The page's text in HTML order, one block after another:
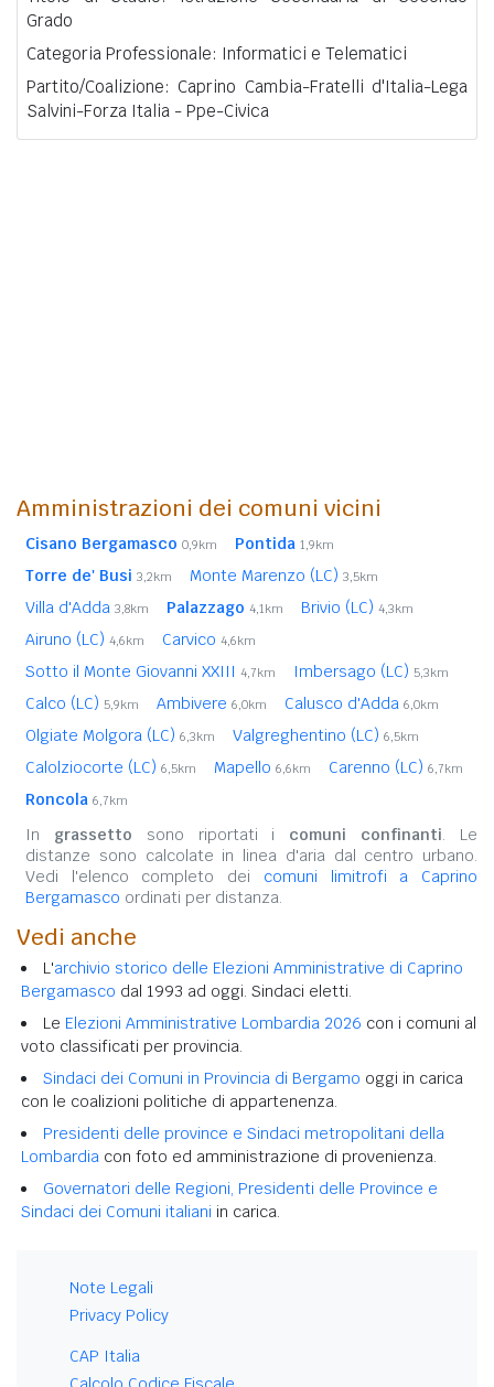
Grado
Categoria Professionale: Informatici e Telematici
Partito/Coalizione: Caprino Cambia-Fratelli d'Italia-Lega
Salvini-Forza Italia - Ppe-Civica
Amministrazioni dei comuni vicini
Cisano Bergamasco 0,9km Pontida 1,9km
Torre de' Busi 3,2km Monte Marenzo (LC) 3,5km
Villa d'Adda 3,8km Palazzago 4,1km Brivio (LC) 4,3km
Airuno (LC) 4,6km Carvico 4,6km
Sotto il Monte Giovanni XXIII 4,7km Imbersago (LC) 5,3km
Calco (LC) 5,9km Ambivere 6,0km Calusco d'Adda 6,0km
Olgiate Molgora (LC) 6,3km Valgreghentino (LC) 6,5km
Calolziocorte (LC) 6,5km Mapello 6,6km Carenno (LC) 6,7km
Roncola 6,7km
In grassetto sono riportati i comuni confinanti. Le
distanze sono calcolate in linea d'aria dal centro urbano.
Vedi l'elenco completo dei comuni limitrofi a Caprino
Bergamasco ordinati per distanza.
Vedi anche
L'archivio storico delle Elezioni Amministrative di Caprino
Bergamasco dal 1993 ad oggi. Sindaci eletti.
Le Elezioni Amministrative Lombardia 2026 con i comuni al
voto classificati per provincia.
Sindaci dei Comuni in Provincia di Bergamo oggi in carica
con le coalizioni politiche di appartenenza.
Presidenti delle province e Sindaci metropolitani della
Lombardia con foto ed amministrazione di provenienza.
Governatori delle Regioni, Presidenti delle Province e
Sindaci dei Comuni italiani in carica.
Note Legali
Privacy Policy
CAP Italia